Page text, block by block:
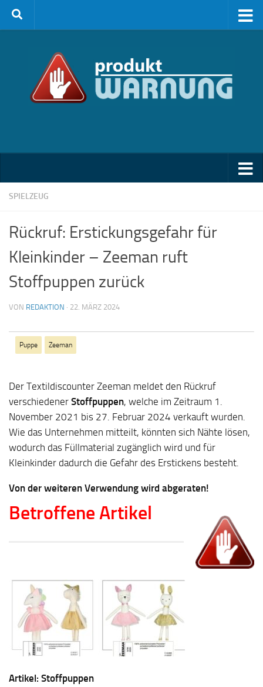
Zum Inhalt springen
SPIELZEUG
Rückruf: Erstickungsgefahr für
Kleinkinder – Zeeman ruft
Stoffpuppen zurück
VON REDAKTION · 22. MÄRZ 2024
Puppe Zeeman
Der Textildiscounter Zeeman meldet den Rückruf
verschiedener Stoffpuppen, welche im Zeitraum 1.
November 2021 bis 27. Februar 2024 verkauft wurden.
Wie das Unternehmen mitteilt, könnten sich Nähte lösen,
wodurch das Füllmaterial zugänglich wird und für
Kleinkinder dadurch die Gefahr des Erstickens besteht.
Von der weiteren Verwendung wird abgeraten!
Betroffene Artikel
Artikel: Stoffpuppen